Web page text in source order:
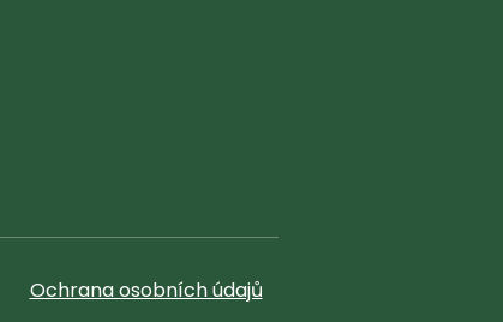
Ochrana osobních údajů